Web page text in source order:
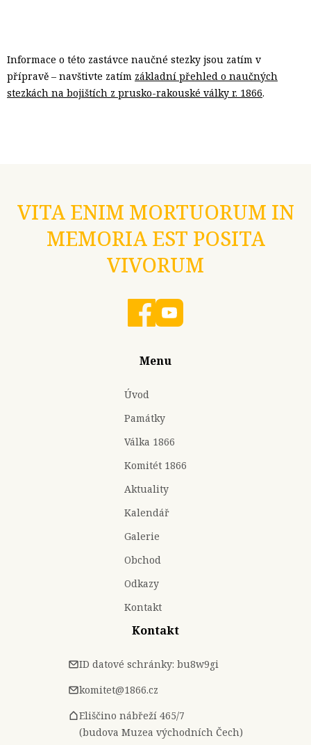
Informace o této zastávce naučné stezky jsou zatím v
přípravě – navštivte zatím základní přehled o naučných
stezkách na bojištích z prusko-rakouské války r. 1866.
VITA ENIM MORTUORUM IN
MEMORIA EST POSITA
VIVORUM
Menu
Úvod
Památky
Válka 1866
Komitét 1866
Aktuality
Kalendář
Galerie
Obchod
Odkazy
Kontakt
Kontakt
ID datové schránky: bu8w9gi
komitet@1866.cz
Eliščino nábřeží 465/7
(budova Muzea východních Čech)